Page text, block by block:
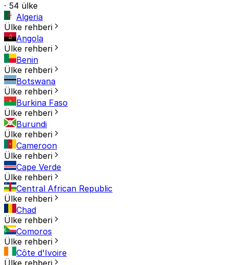
· 54 ülke
Algeria
Ülke rehberi
Angola
Ülke rehberi
Benin
Ülke rehberi
Botswana
Ülke rehberi
Burkina Faso
Ülke rehberi
Burundi
Ülke rehberi
Cameroon
Ülke rehberi
Cape Verde
Ülke rehberi
Central African Republic
Ülke rehberi
Chad
Ülke rehberi
Comoros
Ülke rehberi
Côte d'Ivoire